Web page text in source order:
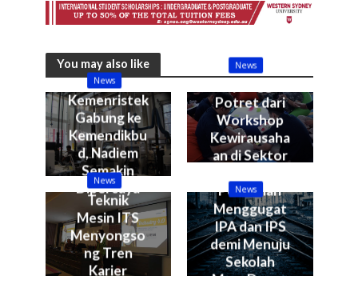
You may also like
News
Kemenristek
Gabung ke
Kemendikbu
d, Nadiem
Semakin
Dipercaya
News
Potret dari
Workshop
Kewirausaha
an di Sektor
Perikanan
News
Teknik
Mesin ITS
Menyongso
ng Tren
Karier
News
Menggugat
IPA dan IPS
demi Menuju
Sekolah
Masa Depan